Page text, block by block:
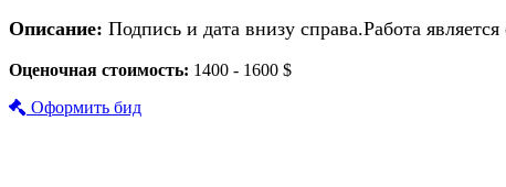
Описание: Подпись и дата внизу справа.Работа
Оценочная стоимость: 1400 - 1600 $
Оформить бид